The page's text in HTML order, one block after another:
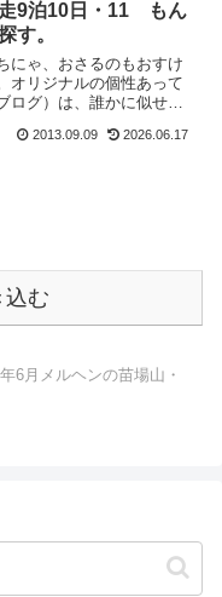
9泊10日・11 もん
す。
にゃ、おさるのもおすけ
オリジナルの個性あって
ログ）は、誰かに似せる
際立ってるこの人。いい
2013.09.09 2026.06.17
込む
6月メルヘンの苗場山・